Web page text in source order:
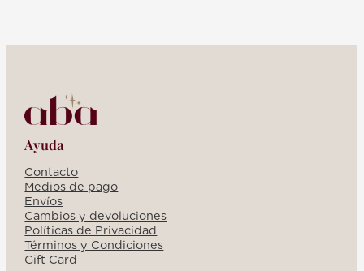
Ayuda
Contacto
Medios de pago
Envíos
Cambios y devoluciones
Políticas de Privacidad
Términos y Condiciones
Gift Card